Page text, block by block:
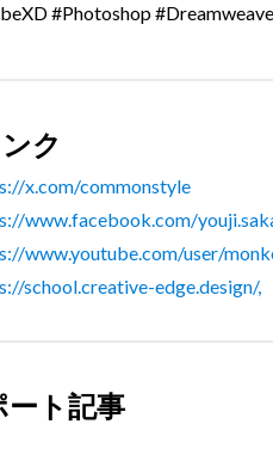
#Photoshop
ク
x.com/commonstyle
www.facebook.com/
www.youtube.com/user/
school.creative-edge.design/,
ト記事